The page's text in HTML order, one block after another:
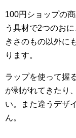
100円ショップの
う具材で2つのお
きさのもの以外に
ります。
ラップを使って握
が剥がれてきたり
い。また違うデザ
ん。